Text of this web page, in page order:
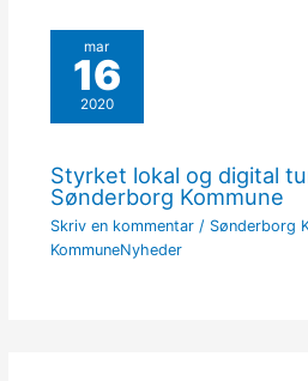
mar
16
2020
Styrket lokal og digital
Sønderborg Kommune
Skriv en kommentar / Sønderborg
KommuneNyheder